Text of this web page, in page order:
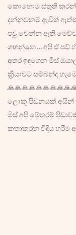
කොහොම ස්තුති
දන්නවනම් ඇවිත්
පවු වෙන්න ඇති
ගහන්නෙ… අපි ඒ පව්
අතර ඉඳගෙන මිස්
ක්‍රියාවට සම්බන්ද
ලොකූ පීඩනයක් අයින්
මිස් අපි මේතරම්
කතාකරන විදිය හරිම